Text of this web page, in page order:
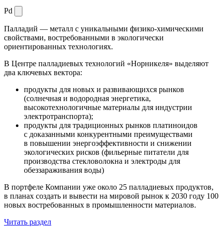
Pd
Палладий — металл с уникальными физико-химическими
свойствами, востребованными в экологически
ориентированных технологиях.
В Центре палладиевых технологий «Норникеля» выделяют
два ключевых вектора:
продукты для новых и развивающихся рынков
(солнечная и водородная энергетика,
высокотехнологичные материалы для индустрии
электротранспорта);
продукты для традиционных рынков платиноидов
с доказанными конкурентными преимуществами
в повышении энергоэффективности и снижении
экологических рисков (фильерные питатели для
производства стекловолокна и электроды для
обеззараживания воды)
В портфеле Компании уже около 25 палладиевых продуктов,
в планах создать и вывести на мировой рынок к 2030 году 100
новых востребованных в промышленности материалов.
Читать раздел